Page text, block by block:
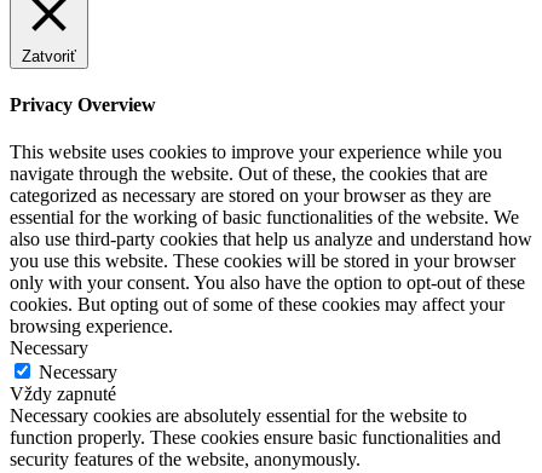
Zatvoriť
Privacy Overview
This website uses cookies to improve your experience while you
navigate through the website. Out of these, the cookies that are
categorized as necessary are stored on your browser as they are
essential for the working of basic functionalities of the website. We
also use third-party cookies that help us analyze and understand how
you use this website. These cookies will be stored in your browser
only with your consent. You also have the option to opt-out of these
cookies. But opting out of some of these cookies may affect your
browsing experience.
Necessary
Necessary
Vždy zapnuté
Necessary cookies are absolutely essential for the website to
function properly. These cookies ensure basic functionalities and
security features of the website, anonymously.